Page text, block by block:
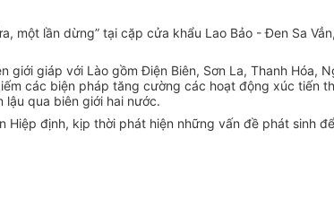
một lần dừng” tại cặp cửa khẩu Lao Bảo - Đen Sa
giáp với Lào gồm Điện Biên, Sơn La, Thanh Hóa,
các biện pháp tăng cường các hoạt động xúc tiến
qua biên giới hai nước.
định, kịp thời phát hiện những vấn đề phát sinh